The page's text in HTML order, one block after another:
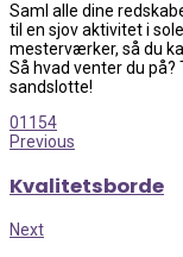
Saml alle dine
til en sjov aktivitet i
mesterværker, så du
Så hvad venter du på?
sandslotte!
01154
Previous
Kvalitetsborde
Next